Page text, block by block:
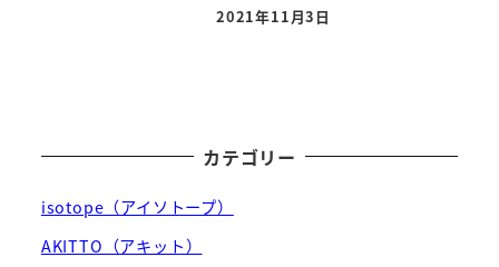
投稿日
2021年11月3日
カテゴリー
isotope（アイソトープ）
AKITTO（アキット）